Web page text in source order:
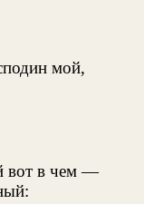
мой,
вот в чем —